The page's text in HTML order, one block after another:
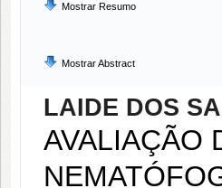
Mostrar Resumo
Mostrar Abstract
LAIDE DOS
AVALIAÇÃO